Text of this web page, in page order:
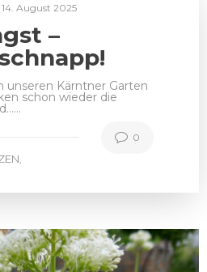
14. August 2025
–
unseren Kärntner Garten
schon wieder die
,
0